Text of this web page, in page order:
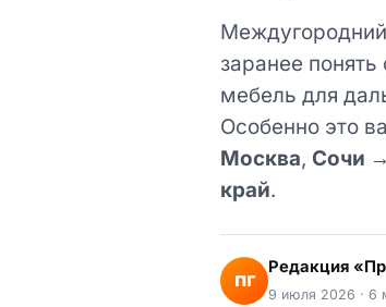
заранее
мебель для
Особенно это
Москва, Сочи
край.
ПГ
Редакция
9 июля 2026 · 6